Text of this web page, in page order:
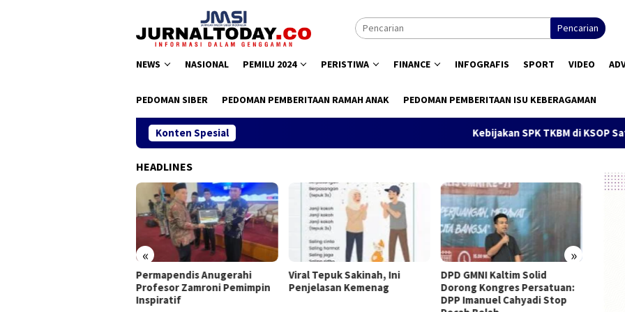
Pencarian
NEWS NASIONAL PEMILU 2024 PERISTIWA FINANCE INFOGRAFIS SPORT VIDEO
PEDOMAN SIBER PEDOMAN PEMBERITAAN RAMAH ANAK PEDOMAN PEMBERITAAN ISU KEBERAGAMAN
Konten Spesial Kebijakan SPK TKBM di KSOP Satui
HEADLINES
« »
Permapendis Anugerahi
Profesor Zamroni Pemimpin
Inspiratif
Viral Tepuk Sakinah, Ini
Penjelasan Kemenag
DPD GMNI Kaltim Solid
Dorong Kongres Persatuan:
DPP Imanuel Cahyadi Stop